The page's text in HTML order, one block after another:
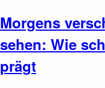
Morgens
sehen: Wie
prägt